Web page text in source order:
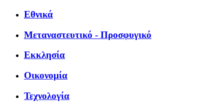
Εθνικά
Μεταναστευτικό - Προσφυγικό
Εκκλησία
Οικονομία
Τεχνολογία